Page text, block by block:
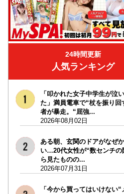
24時間更新
人気ランキング
「叩かれた女子中学生が泣
た」満員電車で“杖を振り回
者が暴走。“屈強...
2026年08月02日
ある朝、玄関のドアがなぜ
い…20代女性が“数センチの
ら見たものの...
2026年07月31日
「今から買ってはいけない“